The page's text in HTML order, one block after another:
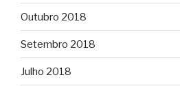
Outubro 2018
Setembro 2018
Julho 2018